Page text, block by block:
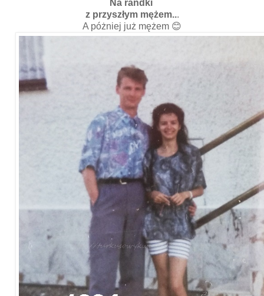
Na randki
z przyszłym mężem...
A póżniej już mężem 😊